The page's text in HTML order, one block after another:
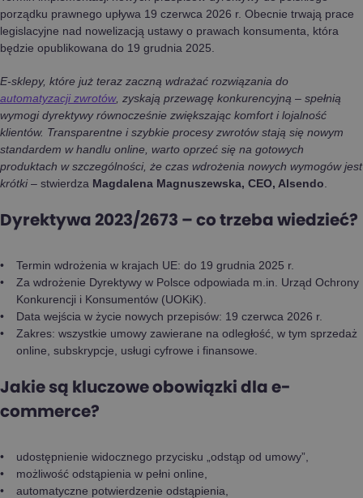
porządku prawnego upływa 19 czerwca 2026 r. Obecnie trwają prace
legislacyjne nad nowelizacją ustawy o prawach konsumenta, która
będzie opublikowana do 19 grudnia 2025.
E-sklepy, które już teraz zaczną wdrażać rozwiązania do
automatyzacji zwrotów, zyskają przewagę konkurencyjną – spełnią
wymogi dyrektywy równocześnie zwiększając komfort i lojalność
klientów. Transparentne i szybkie procesy zwrotów stają się nowym
standardem w handlu online, warto oprzeć się na gotowych
produktach w szczególności, że czas wdrożenia nowych wymogów jest
krótki– stwierdza Magdalena Magnuszewska, CEO, Alsendo
Dyrektywa 2023/2673 – co trzeba wiedzieć?
Termin wdrożenia w krajach UE: do 19 grudnia 2025 r.
Za wdrożenie Dyrektywy w Polsce odpowiada m.in. Urząd Ochrony
Konkurencji i Konsumentów (UOKiK).
Data wejścia w życie nowych przepisów: 19 czerwca 2026 r.
Zakres: wszystkie umowy zawierane na odległość, w tym sprzedaż
online, subskrypcje, usługi cyfrowe i finansowe.
Jakie są kluczowe obowiązki dla e-
commerce?
udostępnienie widocznego przycisku „odstąp od umowy”,
możliwość odstąpienia w pełni online,
automatyczne potwierdzenie odstąpienia,